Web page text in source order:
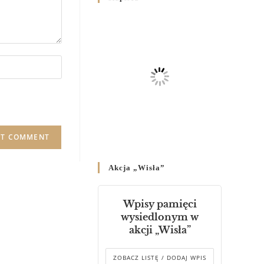
Родин
Справ Молоді та встановленя
складу Катихитичної Комісії
днях 2-12 липня 2024 р.”
Декрет єпископів
Перемисько-Варшавської
Митрополії стосовно
звершування Божественної
літургії
Akcja „Wisła”
Wpisy pamięci
wysiedlonym w
akcji „Wisła”
ZOBACZ LISTĘ / DODAJ WPIS